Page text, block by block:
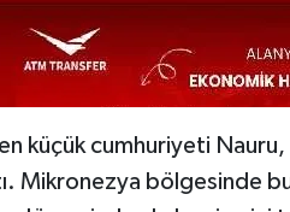
küçük cumhuriyeti Nauru,
Mikronezya bölgesinde